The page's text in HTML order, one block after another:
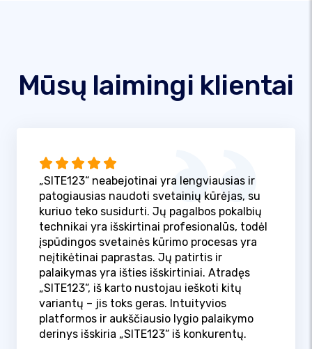
Mūsų laimingi klientai
„SITE123“ neabejotinai yra lengviausias ir
patogiausias naudoti svetainių kūrėjas, su
kuriuo teko susidurti. Jų pagalbos pokalbių
technikai yra išskirtinai profesionalūs, todėl
įspūdingos svetainės kūrimo procesas yra
neįtikėtinai paprastas. Jų patirtis ir
palaikymas yra išties išskirtiniai. Atradęs
„SITE123“, iš karto nustojau ieškoti kitų
variantų – jis toks geras. Intuityvios
platformos ir aukščiausio lygio palaikymo
derinys išskiria „SITE123“ iš konkurentų.